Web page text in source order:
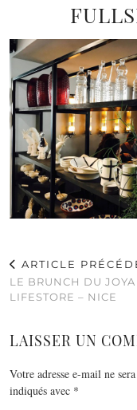
ARTICLE
LE BRUNCH DU JOYA
LIFESTORE – NICE
LAISSER UN
Votre adresse e-mail ne
indiqués avec *